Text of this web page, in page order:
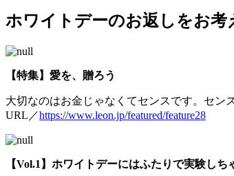
ホワイトデーのお返しをお考
【特集】愛を、贈ろう
大切なのはお金じゃなくてセンスです。セン
URL／https://www.leon.jp/featured/feature28
【Vol.1】ホワイトデーにはふたりで実験しち